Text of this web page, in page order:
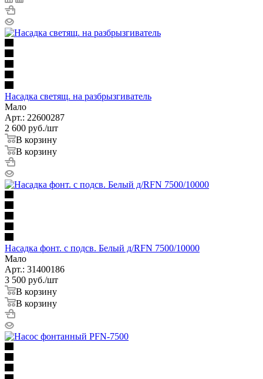
Насадка светящ. на разбрызгиватель
Мало
Арт.: 22600287
2 600 руб./шт
В корзину
В корзину
Насадка фонт. с подсв. Белый д/RFN 7500/10000
Мало
Арт.: 31400186
3 500 руб./шт
В корзину
В корзину